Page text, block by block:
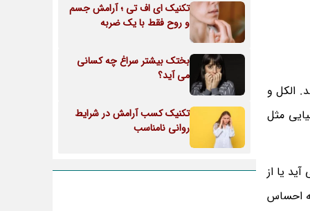
الکل و
مثل
یا از
احساس
تکنیک ای اف تی ؛ آرامش جسم
و روح فقط با یک ضربه
بختک بیشتر سراغ چه کسانی
می آید؟
تکنیک کسب آرامش در شرایط
روانی نامناسب